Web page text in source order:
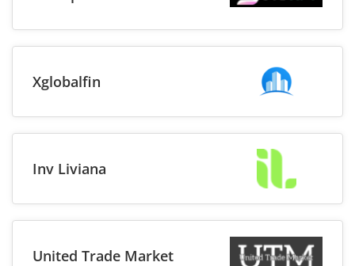
Xglobalfin
Inv Liviana
United Trade Market